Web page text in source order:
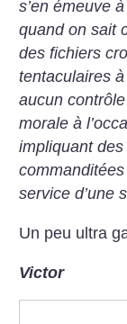
s’en émeuve
quand on sait
des fichiers
tentaculaires
aucun contrôle
morale à
impliquant
service d’une
Un peu ultra
Victor